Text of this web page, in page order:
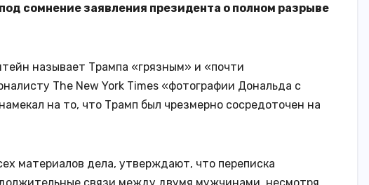
сомнение заявления президента о полном разрыве
называет Трампа «грязным» и «почти
The New York Times «фотографии Дональда с
на то, что Трамп был чрезмерно сосредоточен на
материалов дела, утверждают, что переписка